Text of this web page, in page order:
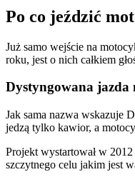
Po co jeździć
Już samo wejście na
roku, jest o nich całkiem
Dystyngowana jazda
Jak sama nazwa wskazuje
jedzą tylko kawior, a
Projekt wystartował w
szczytnego celu jakim jest